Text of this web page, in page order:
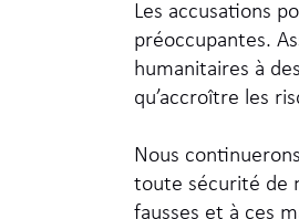
Les accusations
préoccupantes.
humanitaires à
qu’accroître les
Nous
toute sécurité de
fausses et à ces